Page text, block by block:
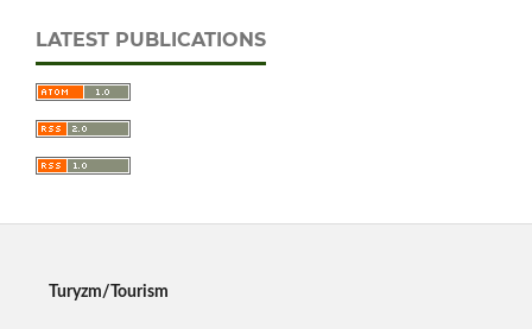
LATEST PUBLICATIONS
Turyzm/Tourism